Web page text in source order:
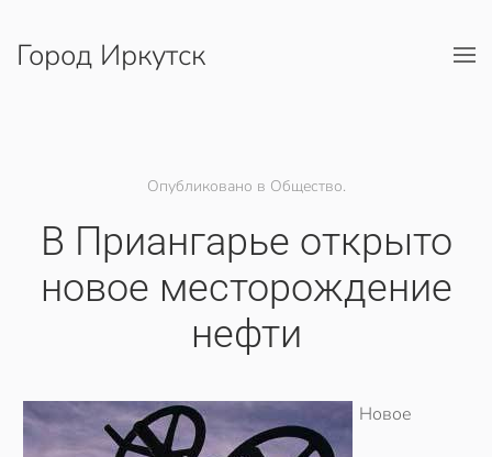
Перейти к содержимому
Город Иркутск
Опубликовано в Общество.
В Приангарье открыто
новое месторождение
нефти
Новое